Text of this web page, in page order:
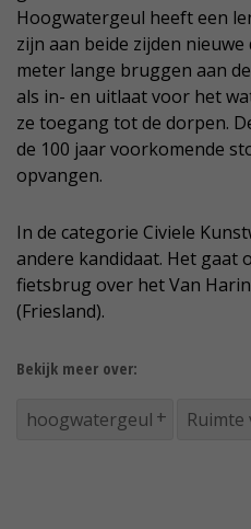
Hoogwatergeul heeft een
zijn aan beide zijden
meter lange bruggen aan
als in- en uitlaat voor het
ze toegang tot de dorpen.
de 100 jaar voorkomende
opvangen.
In de categorie Civiele
andere kandidaat. Het gaat
fietsbrug over het Van
(Friesland).
Bekijk meer over:
hoogwatergeul Ruimte